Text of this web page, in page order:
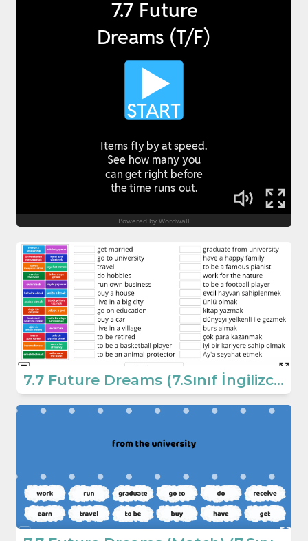
7.7 Future Dreams (7.Sınıf İngilizce Dreams)